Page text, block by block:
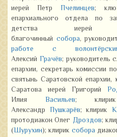
иерей Петр Пчелинцев;
епархиального отдела по
детства
благочинный собора,
работе с
Алексий Грачёв; руководитель
епархии, секретарь комиссии
святынь Саратовской епархии,
Саратова иерей Григорий
Илия Васильев;
Александр Пушкарёв; клирик
протодиакон Олег Дроздов;
(Шурухин);клириксобора